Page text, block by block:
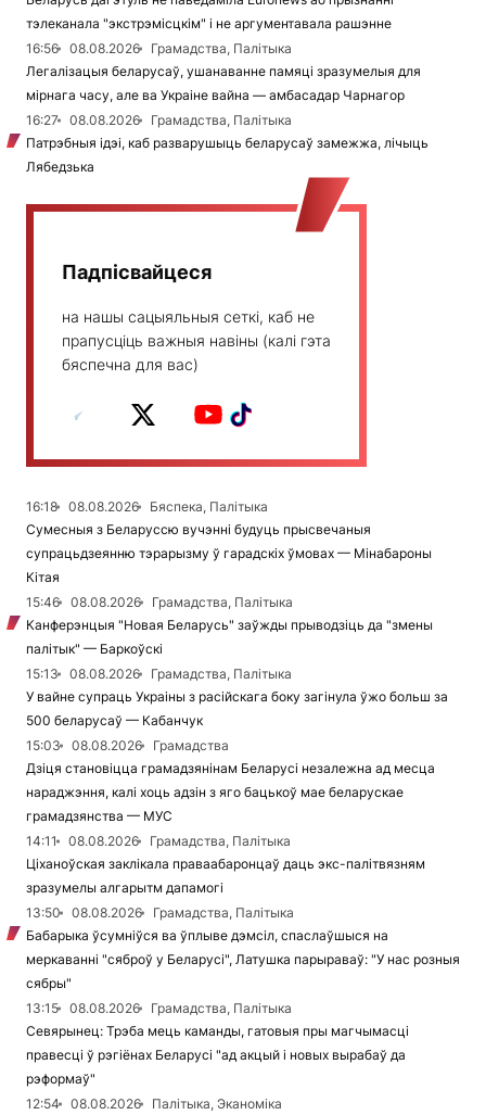
тэлеканала "экстрэмісцкім" і не аргументавала рашэнне
16:56
08.08.2026
Грамадства, Палітыка
Легалізацыя беларусаў, ушанаванне памяці зразумелыя для
мірнага часу, але ва Украіне вайна — амбасадар Чарнагор
16:27
08.08.2026
Грамадства, Палітыка
Патрэбныя ідэі, каб разварушыць беларусаў замежжа, лічыць
Лябедзька
Падпісвайцеся
на нашы сацыяльныя сеткі, каб не
прапусціць важныя навіны (калі гэта
бяспечна для вас)
16:18 08.08.2026
Бяспека, Палітыка
Сумесныя з Беларуссю вучэнні будуць прысвечаныя
супрацьдзеянню тэрарызму ў гарадскіх ўмовах — Мінабароны
Кітая
15:46
08.08.2026
Грамадства, Палітыка
Канферэнцыя "Новая Беларусь" заўжды прыводзіць да "змены
палітык" — Баркоўскі
15:13
08.08.2026
Грамадства, Палітыка
У вайне супраць Украіны з расійскага боку загінула ўжо больш за
500 беларусаў — Кабанчук
15:03
08.08.2026
Грамадства
Дзіця становіцца грамадзянінам Беларусі незалежна ад месца
нараджэння, калі хоць адзін з яго бацькоў мае беларускае
грамадзянства — МУС
14:11
08.08.2026
Грамадства, Палітыка
Ціханоўская заклікала праваабаронцаў даць экс-палітвязням
зразумелы алгарытм дапамогі
13:50
08.08.2026
Грамадства, Палітыка
Бабарыка ўсумніўся ва ўплыве дэмсіл, спаслаўшыся на
меркаванні "сяброў у Беларусі", Латушка парыраваў: "У нас розныя
сябры"
13:15
08.08.2026
Грамадства, Палітыка
Севярынец: Трэба мець каманды, гатовыя пры магчымасці
правесці ў рэгіёнах Беларусі "ад акцый і новых вырабаў да
рэформаў"
12:54
08.08.2026
Палітыка, Эканоміка